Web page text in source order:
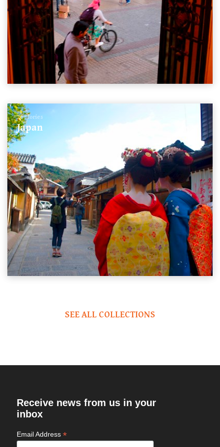
26 Stories
Japan
SEE ALL COLLECTIONS
Receive news from us in your
inbox
Email Address *